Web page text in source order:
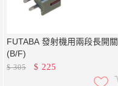
FUTABA 發射機用兩段長開關
(B/F)
$305 $ 225